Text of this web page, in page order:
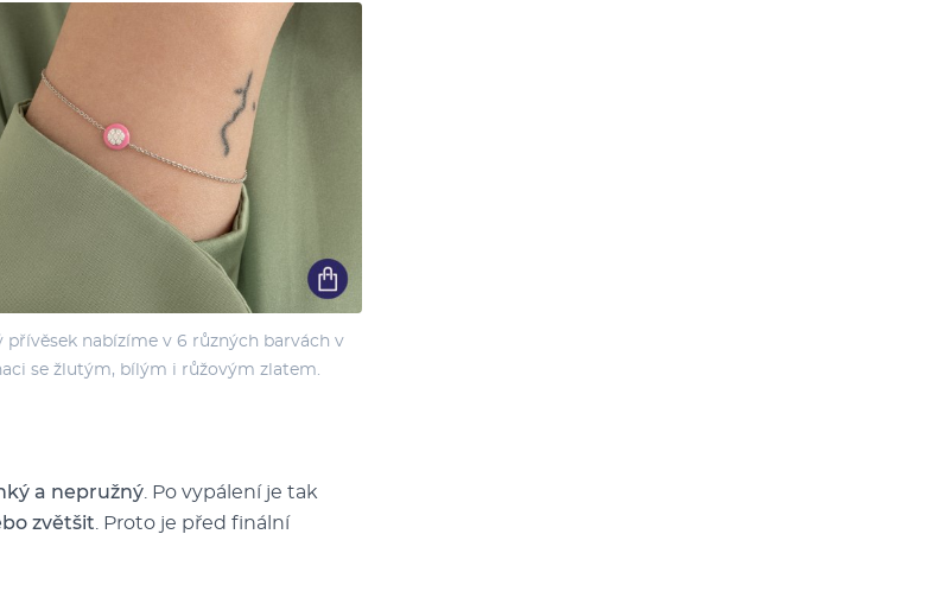
přívěsek nabízíme v 6 různých barvách v
se žlutým, bílým i růžovým zlatem.
a nepružný . Po vypálení je tak
zvětšit . Proto je před finální